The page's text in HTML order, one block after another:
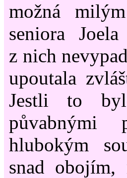
možná
seniora
z nich
upoutala
Jestli to
půvabnými
hlubokým
snad